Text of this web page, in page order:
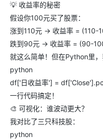
💡 收益率的秘密
假设你100元买了股票：
涨到110元 → 收益率 = (110-
跌到90元 → 收益率 = (90-
就这么简单！但在Python里，
python
df['日收益率'] =
一行代码搞定！
🎨 可视化：谁波动更大？
我对比了三只科技股：
python